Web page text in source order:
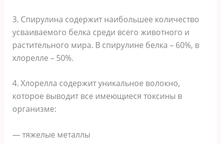
3. Cпирулина содержит наибольшее количество
усваиваемого белка среди всего животного и
растительного мира. В спирулине белка – 60%, в
хлорелле – 50%.
4. Хлорелла содержит уникальное волокно,
которое выводит все имеющиеся токсины в
организме:
— тяжелые металлы